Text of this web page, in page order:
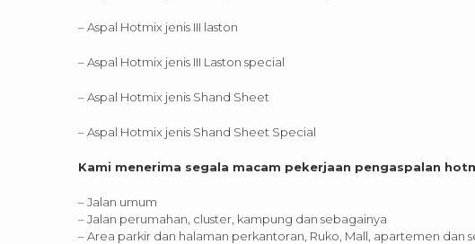
– Aspal Hotmix jenis III laston
– Aspal Hotmix jenis III Laston special
– Aspal Hotmix jenis Shand Sheet
– Aspal Hotmix jenis Shand Sheet Special
Kami menerima segala macam pekerjaan pengaspalan
– Jalan umum
– Jalan perumahan, cluster, kampung dan sebagainya
– Area parkir dan halaman perkantoran, Ruko, Mall, apartemen dan